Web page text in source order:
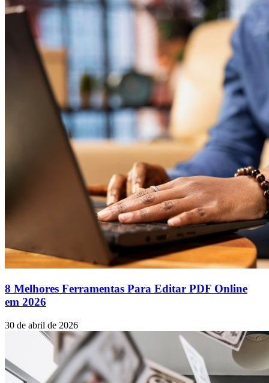
8 Melhores Ferramentas Para Editar PDF Online
em 2026
30 de abril de 2026